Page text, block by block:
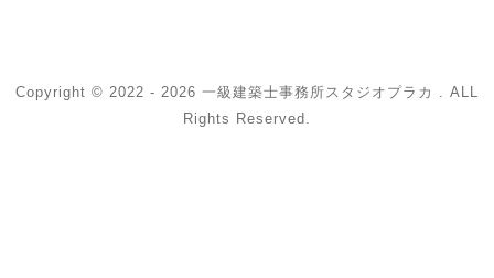
Copyright © 2022 - 2026 一級建築士事務所スタジオプラカ . ALL
Rights Reserved.